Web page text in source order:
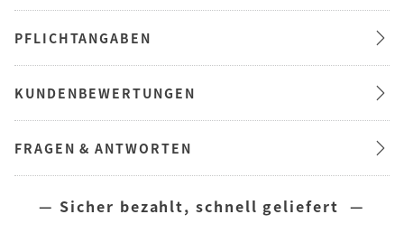
PFLICHTANGABEN
KUNDENBEWERTUNGEN
FRAGEN & ANTWORTEN
— Sicher bezahlt, schnell geliefert —